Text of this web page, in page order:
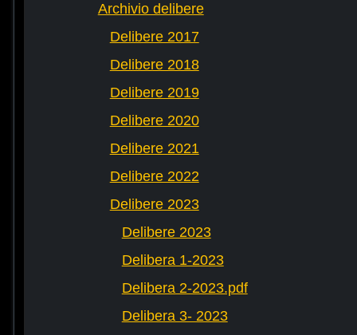
Archivio delibere
Delibere 2017
Delibere 2018
Delibere 2019
Delibere 2020
Delibere 2021
Delibere 2022
Delibere 2023
Delibere 2023
Delibera 1-2023
Delibera 2-2023.pdf
Delibera 3- 2023